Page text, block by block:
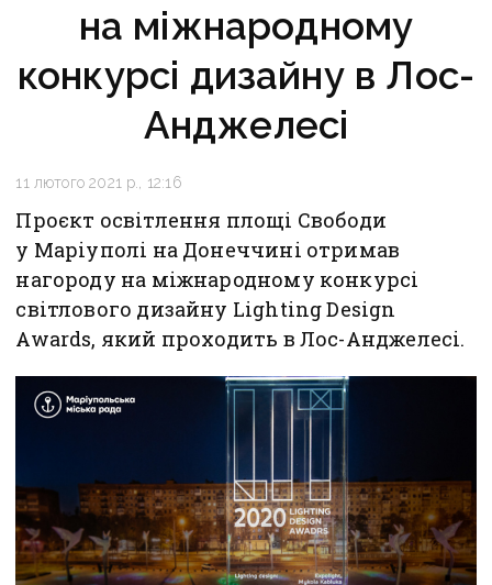
на міжнародному
конкурсі дизайну в Лос-
Анджелесі
11 лютого 2021 р., 12:16
Проєкт освітлення площі Свободи
у Маріуполі на Донеччині отримав
нагороду на міжнародному конкурсі
світлового дизайну Lighting Design
Awards, який проходить в Лос-Анджелесі.